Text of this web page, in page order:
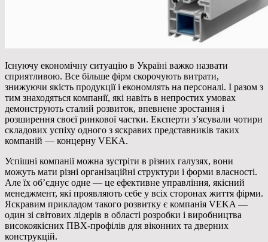
Існуючу економічну ситуацію в Україні важко назвати
сприятливою. Все більше фірм скорочують витрати,
знижуючи якість продукції і економлять на персоналі. І разом з
тим знаходяться компанії, які навіть в непростих умовах
демонструють сталий розвиток, впевнене зростання і
розширення своєї ринкової частки. Експерти з’ясували чотири
складових успіху одного з яскравих представників таких
компаній — концерну VEKA.
Успішні компанії можна зустріти в різних галузях, вони
можуть мати різні організаційні структури і форми власності.
Але їх об’єднує одне — це ефективне управління, якісний
менеджмент, які проявляють себе у всіх сторонах життя фірми.
Яскравим прикладом такого розвитку є компанія VEKA —
один зі світових лідерів в області розробки і виробництва
високоякісних ПВХ-профілів для віконних та дверних
конструкцій.